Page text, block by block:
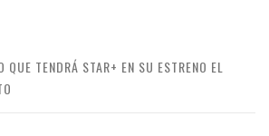
QUE TENDRÁ STAR+ EN SU ESTRENO EL